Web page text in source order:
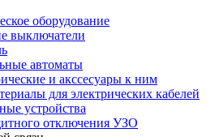
оборудование
выключатели
автоматы
и акссесуары к ним
для электрических кабелей
устройства
отключения УЗО